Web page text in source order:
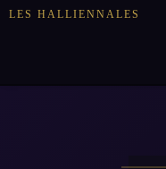
LES HALLIENNALES